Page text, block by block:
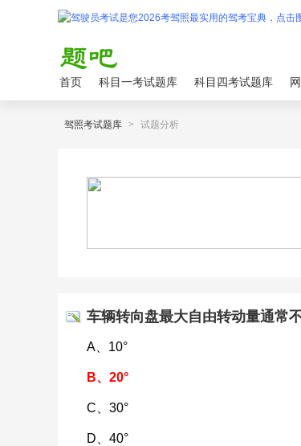
首页 科目一考试题库 科目四考试题库
驾照考试题库 > 试题分析
车辆转向盘最大自由转动量通常不
A、10°
B、20°
C、30°
D、40°